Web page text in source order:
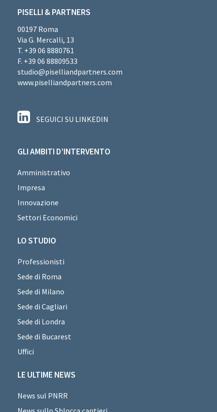
PISELLI & PARTNERS
00197 Roma
Via G. Mercalli, 13
T. +39 06 8880761
F. +39 06 88809533
studio@piselliandpartners.com
www.piselliandpartners.com
SEGUICI SU LINKEDIN
GLI AMBITI D’INTERVENTO
Amministrativo
Impresa
Innovazione
Settori Economici
LO STUDIO
Professionisti
Sede di Roma
Sede di Milano
Sede di Cagliari
Sede di Londra
Sede di Bucarest
Uffici
LE ULTIME NEWS
News sul PNRR